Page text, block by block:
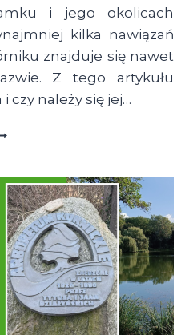
i jego okolicach
kilka nawiązań
znajduje się nawet
Z tego artykułu
czy należy się jej…